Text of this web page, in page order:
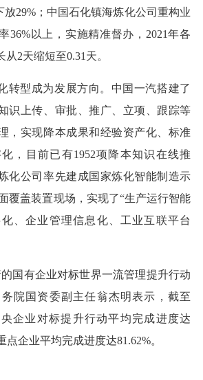
放29%；中国石化镇海炼化公司重构业
36%以上，实施精准督办，2021年各
2天缩短至0.31天。
转型成为发展方向。中国一汽搭建了
识上传、审批、推广、立项、跟踪等
，实现降本成果和经验资产化、标准
，目前已有1952项降本知识在线推
化公司率先建成国家炼化智能制造示
覆盖装置现场，实现了“生产运行智能
、企业管理信息化、工业互联平台
国有企业对标世界一流管理提升行动
院国资委副主任翁杰明表示，截至
央企业对标提升行动平均完成进度达
点企业平均完成进度达81.62%。